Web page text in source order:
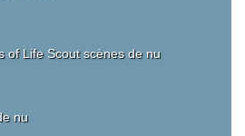
of Life Scout scènes de nu
nu